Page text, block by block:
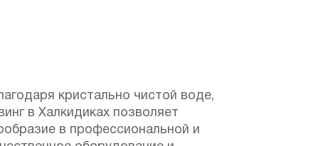
кристально чистой воде,
в Халкидиках позволяет
в профессиональной и